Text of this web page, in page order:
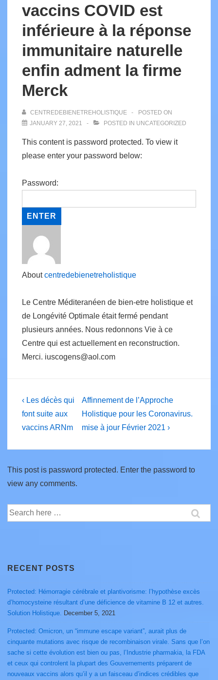
vaccins COVID est
inférieure à la réponse
immunitaire naturelle
enfin adment la firme
Merck
CENTREDEBIENETREHOLISTIQUE
POSTED ON
JANUARY 27, 2021
POSTED IN UNCATEGORIZED
This content is password protected. To view it
please enter your password below:
Password:
Aboutcentredebienetreholistique
Le Centre Méditeranéen de bien-etre holistique et
de Longévité Optimale était fermé pendant
plusieurs années. Nous redonnons Vie à ce
Centre qui est actuellement en reconstruction.
Merci. iuscogens@aol.com
Post
navigation
Previous
Post
is
‹ Les décès qui
font suite aux
vaccins ARNm
Next
Post
is
Affinnement de l’Approche
Holistique pour les Coronavirus.
mise à jour Février 2021 ›
This post is password protected. Enter the password to
view any comments.
Search
for:
RECENT POSTS
Protected: Hémorragie cérébrale et plantivorisme: l’hypothèse excès
d’homocysteine résultant d’une déficience de vitamine B 12 et autres.
Solution Holistique. December 5, 2021
Protected: Omicron, un “immune escape variant”, aurait plus de
cinquante mutations avec risque de recombinaison virale. Sans que l’on
sache si cette évolution est bien ou pas, l’Industrie pharmakia, la FDA
et ceux qui controlent la plupart des Gouvernements préparent de
nouveaux vaccins alors qu’il y a un faisceau d’indices crédibles que